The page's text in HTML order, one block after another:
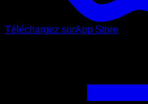
Téléchargez surApp Store